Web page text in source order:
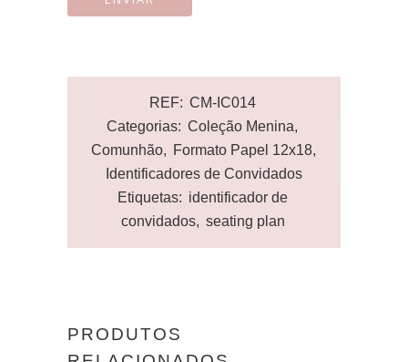
REF: CM-IC014
Categorias: Coleção Menina,
Comunhão, Formato Papel 12x18,
Identificadores de Convidados
Etiquetas: identificador de
convidados, seating plan
PRODUTOS